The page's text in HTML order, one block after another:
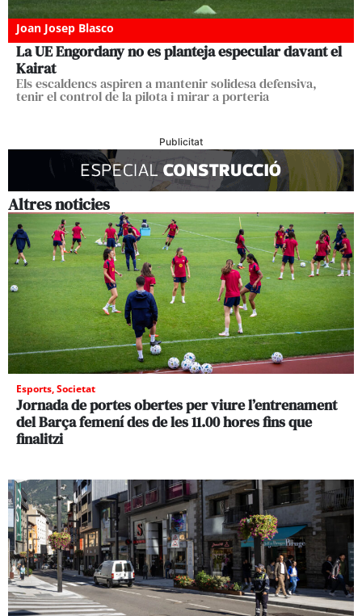
Joan Josep Blasco
La UE Engordany no es planteja especular davant el
Kairat
Els escaldencs aspiren a mantenir solidesa defensiva,
tenir el control de la pilota i mirar a porteria
Publicitat
Altres noticies
Esports,Societat
Jornada de portes obertes per viure l’entrenament
del Barça femení des de les 11.00 hores fins que
finalitzi